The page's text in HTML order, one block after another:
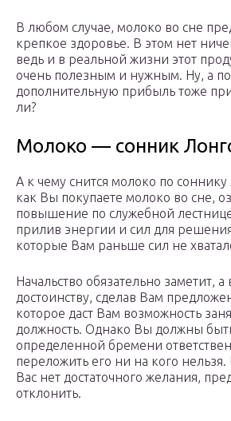
В любом случае, молоко во сне
крепкое здоровье. В этом нет
ведь и в реальной жизни этот
очень полезным и нужным. Ну, а
дополнительную прибыль тоже
ли?
Молоко — сонник
А к чему снится молоко по соннику
как Вы покупаете молоко во сне,
повышение по служебной
прилив энергии и сил для
которые Вам раньше сил не
Начальство обязательно заметит,
достоинству, сделав Вам
которое даст Вам возможность
должность. Однако Вы должны
определенной бремени
переложить его ни на кого нельзя.
Вас нет достаточного желания,
отклонить.